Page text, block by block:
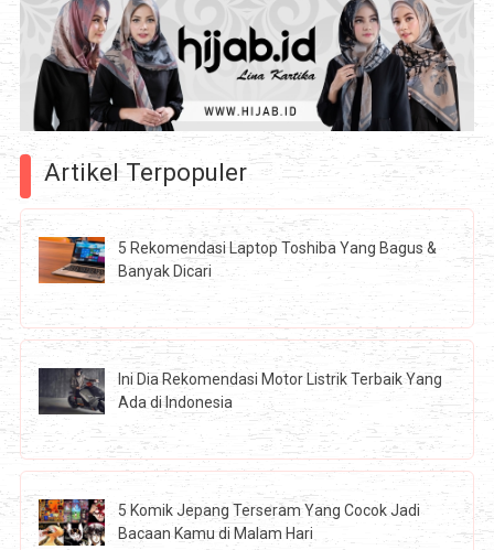
Artikel Terpopuler
5 Rekomendasi Laptop Toshiba Yang Bagus &
Banyak Dicari
Ini Dia Rekomendasi Motor Listrik Terbaik Yang
Ada di Indonesia
5 Komik Jepang Terseram Yang Cocok Jadi
Bacaan Kamu di Malam Hari